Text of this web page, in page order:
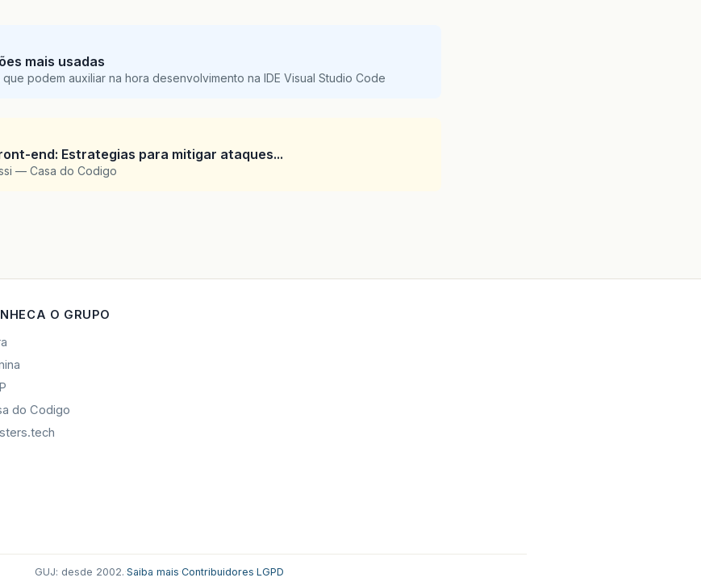
mais usadas
podem auxiliar na hora desenvolvimento na IDE Visual Studio Code
end: Estrategias para mitigar ataques...
— Casa do Codigo
O GRUPO
do Codigo
GUJ: desde 2002.·Saiba mais·Contribuidores·LGPD